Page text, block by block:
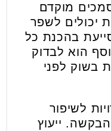
מוקדם
יכולים לשפר
בהכנת כל
הוא לבדוק
בשוק לפני
לשיפור
ייעוץ